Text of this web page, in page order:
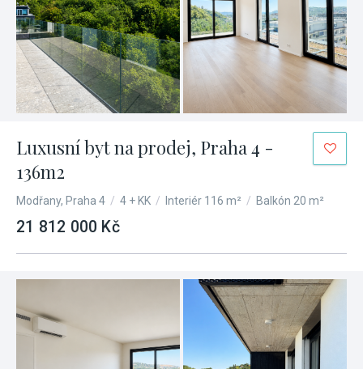
Luxusní byt na prodej, Praha 4 -
136m2
Modřany, Praha 4 / 4 + KK / Interiér 116 m² / Balkón 20 m²
21 812 000 Kč